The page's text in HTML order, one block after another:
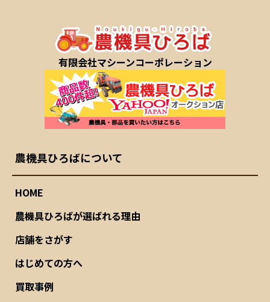
有限会社マシーンコーポレーション
農機具ひろばについて
HOME
農機具ひろばが選ばれる理由
店舗をさがす
はじめての方へ
買取事例